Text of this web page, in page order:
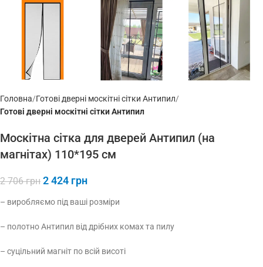
Головна Готові дверні москітні сітки Антипил
Готові дверні москітні сітки Антипил
Москітна сітка для дверей Антипил (на
магнітах) 110*195 см
2 706грн 2 424 грн
– виробляємо під ваші розміри
– полотно Антипил від дрібних комах та пилу
– суцільний магніт по всій висоті